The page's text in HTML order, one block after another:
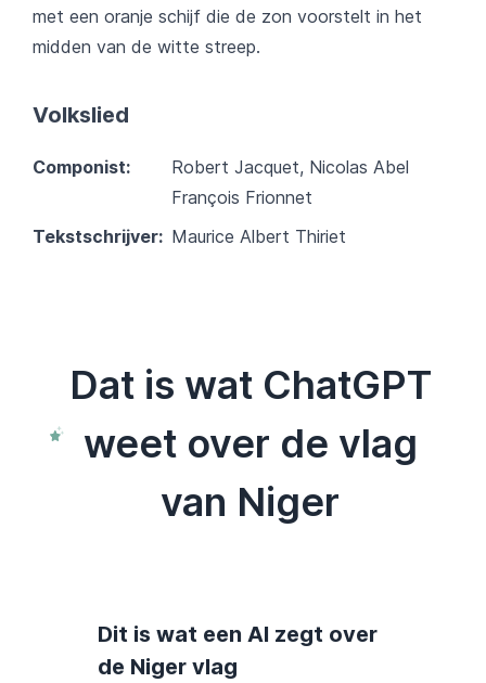
met een oranje schijf die de zon voorstelt in het
midden van de witte streep.
Volkslied
Componist:
Robert Jacquet, Nicolas Abel
François Frionnet
Tekstschrijver: Maurice Albert Thiriet
Dat is wat ChatGPT
weet over de vlag
van Niger
Dit is wat een AI zegt over
de Niger vlag